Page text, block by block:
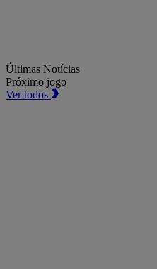
Últimas Notícias
Próximo jogo
Ver todos